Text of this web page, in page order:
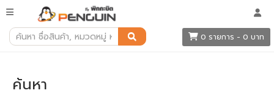
0 รายการ - 0 บาท
ค้นหา
ค้นหา